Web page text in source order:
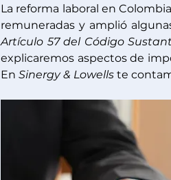
La reforma laboral en
remuneradas y amplió
Artículo 57 del Código
explicaremos aspectos de
En Sinergy & Lowells te